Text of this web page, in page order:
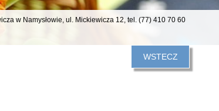
WSTECZ
w Namysłowie, ul. Mickiewicza 12, tel. (77) 410 70 60